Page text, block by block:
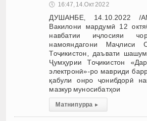
🕔 16:47, 14.Окт 2022
ДУШАНБЕ, 14.10.2022 /
Вакилони мардумӣ 12
навбатии иҷлосияи
намояндагони Маҷлиси
Тоҷикистон, даъвати
Ҷумҳурии Тоҷикистон
электронӣ»-ро мавриди
қабули онро ҷонибдорӣ
мазкур муносибатҳои
Матни пурра ▸